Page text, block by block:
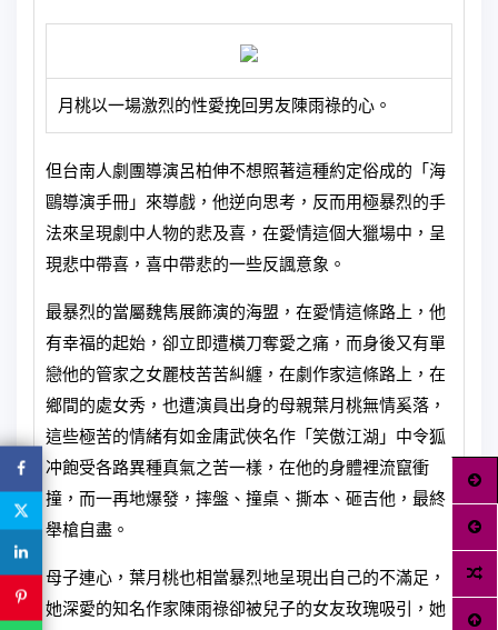
月桃以一場激烈的性愛挽回男友陳雨祿的心。
但台南人劇團導演呂柏伸不想照著這種約定俗成的「海
鷗導演手冊」來導戲，他逆向思考，反而用極暴烈的手
法來呈現劇中人物的悲及喜，在愛情這個大獵場中，呈
現悲中帶喜，喜中帶悲的一些反諷意象。
最暴烈的當屬魏雋展飾演的海盟，在愛情這條路上，他
有幸福的起始，卻立即遭橫刀奪愛之痛，而身後又有單
戀他的管家之女麗枝苦苦糾纏，在劇作家這條路上，在
鄉間的處女秀，也遭演員出身的母親葉月桃無情奚落，
這些極苦的情緒有如金庸武俠名作「笑傲江湖」中令狐
冲飽受各路異種真氣之苦一樣，在他的身體裡流竄衝
撞，而一再地爆發，摔盤、撞桌、撕本、砸吉他，最終
舉槍自盡。
母子連心，葉月桃也相當暴烈地呈現出自己的不滿足，
她深愛的知名作家陳雨祿卻被兒子的女友玫瑰吸引，她